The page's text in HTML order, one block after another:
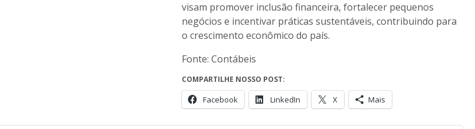
visam promover inclusão financeira, fortalecer pequenos
negócios e incentivar práticas sustentáveis, contribuindo para
o crescimento econômico do país.
Fonte: Contábeis
COMPARTILHE NOSSO POST:
Facebook LinkedIn X Mais